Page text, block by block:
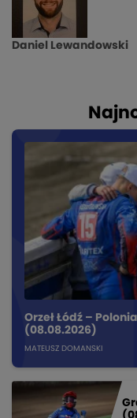
Daniel Lewandowski
Orzeł Łódź –
(08.08.2026)
MATEUSZ DOMANSKI